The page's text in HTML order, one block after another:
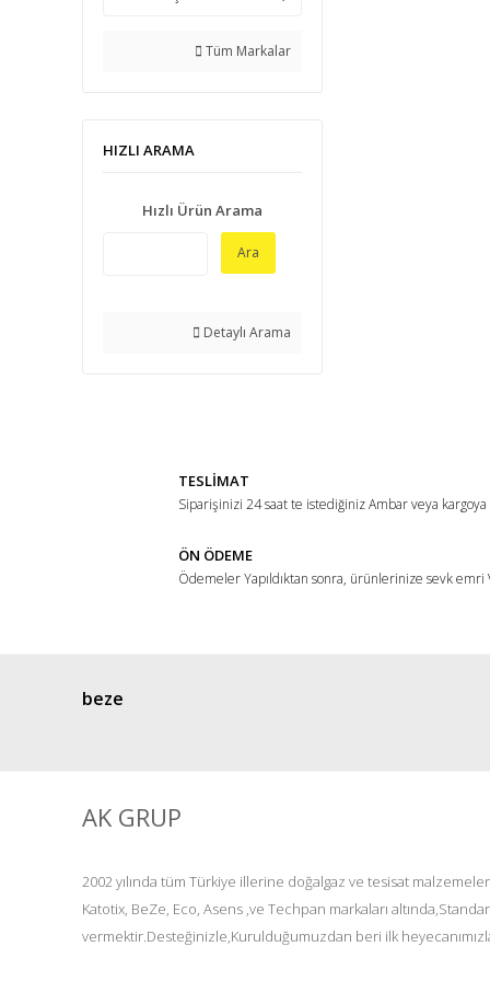
Tüm Markalar
HIZLI ARAMA
Hızlı Ürün Arama
Ara
Detaylı Arama
TESLİMAT
Siparişinizi 24 saat te istediğiniz Ambar veya
ÖN ÖDEME
Ödemeler Yapıldıktan sonra, ürünlerinize sevk emri
beze
AK GRUP
2002 yılında tüm Türkiye illerine doğalgaz ve tesisat
Katotix, BeZe, Eco, Asens ,ve Techpan markaları
vermektir.Desteğinizle,Kurulduğumuzdan beri ilk